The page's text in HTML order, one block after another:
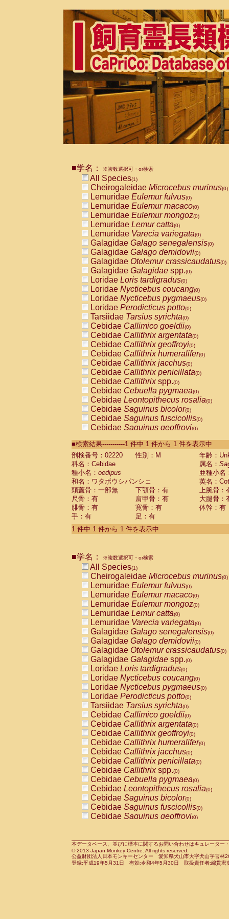
■学名： ※複数選択可・or検索
All Species(1)
Cheirogaleidae Microcebus murinus(0)
Lemuridae Eulemur fulvus(0)
Lemuridae Eulemur macaco(0)
Lemuridae Eulemur mongoz(0)
Lemuridae Lemur catta(0)
Lemuridae Varecia variegata(0)
Galagidae Galago senegalensis(0)
Galagidae Galago demidovii(0)
Galagidae Otolemur crassicaudatus(0)
Galagidae Galagidae spp.(0)
Loridae Loris tardigradus(0)
Loridae Nycticebus coucang(0)
Loridae Nycticebus pygmaeus(0)
Loridae Perodicticus potto(0)
Tarsiidae Tarsius syrichta(0)
Cebidae Callimico goeldii(0)
Cebidae Callithrix argentata(0)
Cebidae Callithrix geoffroyi(0)
Cebidae Callithrix humeralifer(0)
Cebidae Callithrix jacchus(0)
Cebidae Callithrix penicillata(0)
Cebidae Callithrixspp.(0)
Cebidae Cebuella pygmaea(0)
Cebidae Leontopithecus rosalia(0)
Cebidae Saguinus bicolor(0)
Cebidae Saguinus fuscicollis(0)
Cebidae Saguinus geoffroyi(0)
CebidaeSaguinus labiatus(0)
Cebidae Saguinus leucopus (0)
Cebidae
Cebidae
CebidaeSaguinus nigricollis (0)
Cebidae Saguinus oedipus
Cebidae Saguinus weddelli
Cebidae Saguinusspp.
Cebidae Aotus trivirgatus
Cebidae Cebus albifrons
CebidaeCebus nigrivittatus
CebidaeCebus
CebidaeSaimiri boliviensis(0)
CebidaeSaimiri sciureus(0)
AtelidaeAlouatta caraya(0)
AtelidaeAlouatta fusca(0)
AtelidaeAlouatta seniculus
AtelidaeAlouattaspp.(0)
AtelidaeAteles belzebuth(0)
AtelidaeAteles geoffroyi(0)
AtelidaeAteles paniscus(0)
AtelidaeAtelesspp.(0)
Atelidae Lagothrix lagothricha
AtelidaeLagothrix lagothricha cana
PitheciidaeCacajao calvus
PitheciidaeCallicebus cupreus
PitheciidaeCallicebus donacophilus
PitheciidaeCallicebus moloch
PitheciidaeCallicebus torquatus
PitheciidaeCallicebusspp.(0)
PitheciidaeChiropotes satanas(0)
PitheciidaePithecia monachus
PitheciidaePithecia pithecia(0)
CercopithecidaeCercocebus agilis
CercopithecidaeCercocebus
CercopithecidaeCercocebus
CercopithecidaeCercocebus
CercopithecidaeCercocebus
CercopithecidaeCercocebushybrid
CercopithecidaePapio anubis(0)
CercopithecidaePapio cynocephalus
CercopithecidaePapio hamadryas(0)
■検索結果-----------1 件中 1 件から 1 件を表示中
剖検番号：02220
性別：M
年齢：
科名：Cebidae
属名：
種小名： oedipus
亜種小名
和名：ワタボウシパンシェ
英名：
頭蓋骨：一部無
下顎骨：有
上腕骨：
尺骨：有
肩甲骨：有
大腿骨：
腓骨：有
寛骨：有
体幹：有
手：有
足：有
1 件中 1 件から 1 件を表示中
■学名： ※複数選択可・or検索
All Species(1)
Cheirogaleidae Microcebus murinus(0)
Lemuridae Eulemur fulvus(0)
Lemuridae Eulemur macaco(0)
Lemuridae Eulemur mongoz(0)
Lemuridae Lemur catta(0)
Lemuridae Varecia variegata(0)
Galagidae Galago senegalensis(0)
Galagidae Galago demidovii(0)
Galagidae Otolemur crassicaudatus(0)
Galagidae Galagidae spp.(0)
Loridae Loris tardigradus(0)
Loridae Nycticebus coucang(0)
Loridae Nycticebus pygmaeus(0)
Loridae Perodicticus potto(0)
Tarsiidae Tarsius syrichta(0)
Cebidae Callimico goeldii(0)
Cebidae Callithrix argentata(0)
Cebidae Callithrix geoffroyi(0)
Cebidae Callithrix humeralifer(0)
Cebidae Callithrix jacchus(0)
Cebidae Callithrix penicillata(0)
Cebidae Callithrixspp.(0)
Cebidae Cebuella pygmaea(0)
Cebidae Leontopithecus rosalia(0)
Cebidae Saguinus bicolor(0)
Cebidae Saguinus fuscicollis(0)
Cebidae Saguinus geoffroyi(0)
CebidaeSaguinus leucopus(0)
CebidaeSaguinus midas(0)
Cebidae Saguinus mystax(0)
本データベース、並びに標本に関するお問い合わせはキュレータ
© 2013 Japan Monkey Centre. All rights reserved.
公益財団法人日本モンキーセンター 愛知県犬山市大字犬山字官
登録:平成19年5月31日 有効:令和4年5月30日 取扱責任者:綿貫宏